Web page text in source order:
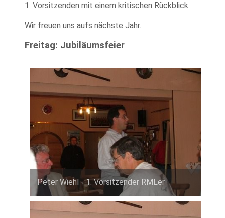
1. Vorsitzenden mit einem kritischen Rückblick.
Wir freuen uns aufs nächste Jahr.
Freitag: Jubiläumsfeier
Peter Wiehl - 1. Vorsitzender RMLer